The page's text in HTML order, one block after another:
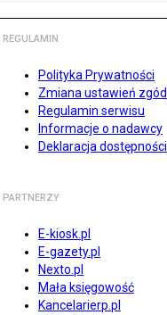
REGULAMIN
Polityka Prywatności
Zmiana ustawień zgód
Regulamin serwisu
Informacje o nadawcy
Deklaracja dostępności
PARTNERZY
E-kiosk.pl
E-gazety.pl
Nexto.pl
Mała księgowość
Kancelarierp.pl